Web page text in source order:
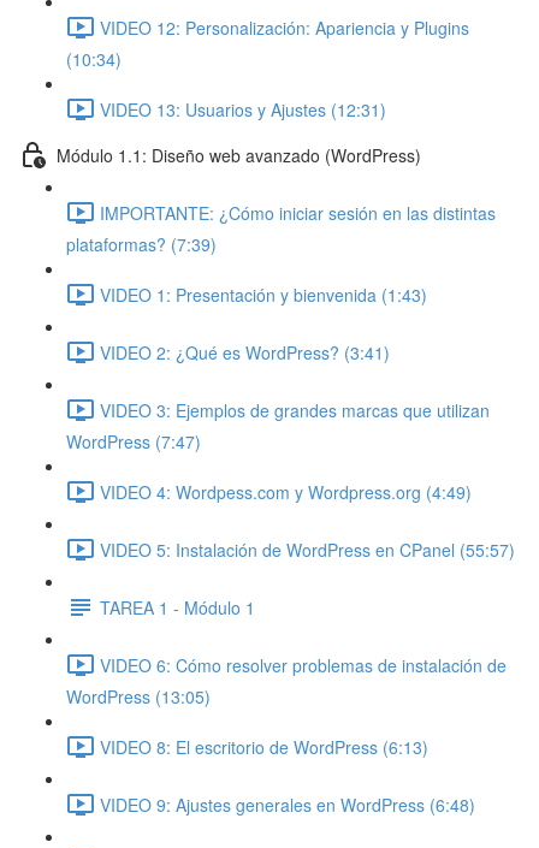
VIDEO 12: Personalización: Apariencia y Plugins
(10:34)
VIDEO 13: Usuarios y Ajustes (12:31)
Módulo 1.1: Diseño web avanzado (WordPress)
IMPORTANTE: ¿Cómo iniciar sesión en las distintas
plataformas? (7:39)
VIDEO 1: Presentación y bienvenida (1:43)
VIDEO 2: ¿Qué es WordPress? (3:41)
VIDEO 3: Ejemplos de grandes marcas que utilizan
WordPress (7:47)
VIDEO 4: Wordpess.com y Wordpress.org (4:49)
VIDEO 5: Instalación de WordPress en CPanel (55:57)
TAREA 1 - Módulo 1
VIDEO 6: Cómo resolver problemas de instalación de
WordPress (13:05)
VIDEO 8: El escritorio de WordPress (6:13)
VIDEO 9: Ajustes generales en WordPress (6:48)